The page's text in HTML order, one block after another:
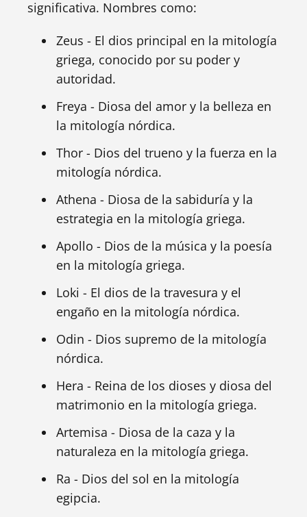
significativa. Nombres como:
Zeus - El dios principal en la mitología
griega, conocido por su poder y
autoridad.
Freya - Diosa del amor y la belleza en
la mitología nórdica.
Thor - Dios del trueno y la fuerza en la
mitología nórdica.
Athena - Diosa de la sabiduría y la
estrategia en la mitología griega.
Apollo - Dios de la música y la poesía
en la mitología griega.
Loki - El dios de la travesura y el
engaño en la mitología nórdica.
Odin - Dios supremo de la mitología
nórdica.
Hera - Reina de los dioses y diosa del
matrimonio en la mitología griega.
Artemisa - Diosa de la caza y la
naturaleza en la mitología griega.
Ra - Dios del sol en la mitología
egipcia.